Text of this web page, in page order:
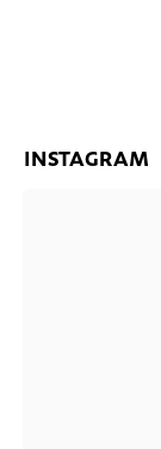
INSTAGRAM